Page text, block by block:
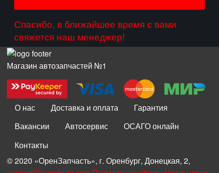
Спасибо, в ближайшее время с вами
свяжется наш менеджер!
Магазин автозапчастей №1
О нас Доставка и оплата
Гарантия
Вакансии
Автосервис
ОСАГО онлайн
Контакты
© 2020 «ОренЗапчасть», г. Оренбург, Донецкая, 2,